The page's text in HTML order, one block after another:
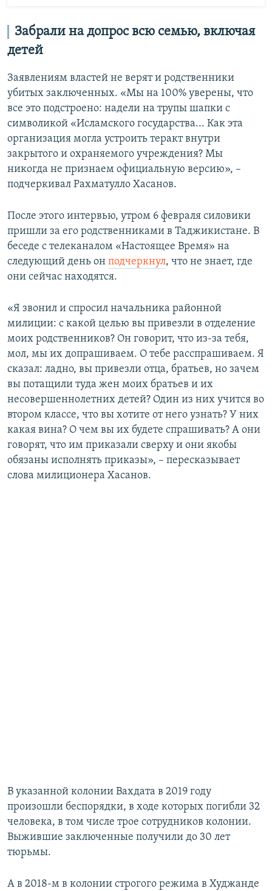
Забрали на допрос всю семью, включая
детей
Заявлениям властей не верят и родственники
убитых заключенных. «Мы на 100% уверены, что
все это подстроено: надели на трупы шапки с
символикой «Исламского государства... Как эта
организация могла устроить теракт внутри
закрытого и охраняемого учреждения? Мы
никогда не признаем официальную версию», –
подчеркивал Рахматулло Хасанов.
После этого интервью, утром 6 февраля силовики
пришли за его родственниками в Таджикистане. В
беседе с телеканалом «Настоящее Время» на
следующий день он подчеркнул, что не знает, где
они сейчас находятся.
«Я звонил и спросил начальника районной
милиции: с какой целью вы привезли в отделение
моих родственников? Он говорит, что из-за тебя,
мол, мы их допрашиваем. О тебе расспрашиваем. Я
сказал: ладно, вы привезли отца, братьев, но зачем
вы потащили туда жен моих братьев и их
несовершеннолетних детей? Один из них учится во
втором классе, что вы хотите от него узнать? У них
какая вина? О чем вы их будете спрашивать? А они
говорят, что им приказали сверху и они якобы
обязаны исполнять приказы», – пересказывает
слова милиционера Хасанов.
В указанной колонии Вахдата в 2019 году
произошли беспорядки, в ходе которых погибли 32
человека, в том числе трое сотрудников колонии.
Выжившие заключенные получили до 30 лет
тюрьмы.
А в 2018-м в колонии строгого режима в Худжанде